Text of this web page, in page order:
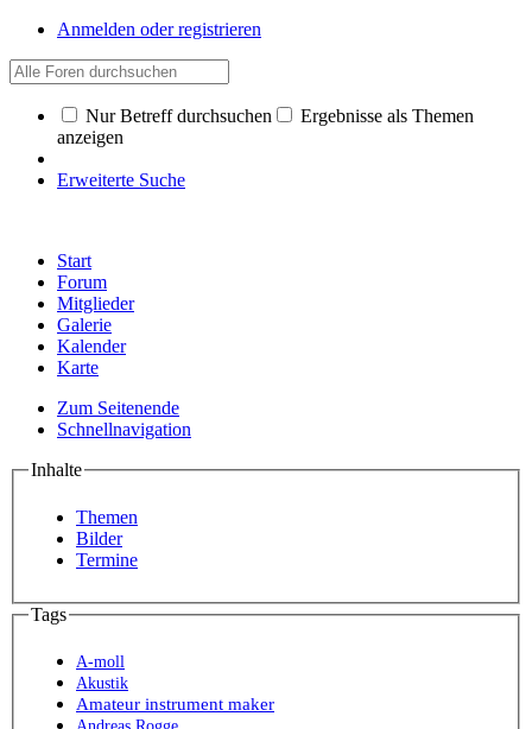
Anmelden oder registrieren
Nur Betreff durchsuchen
Ergebnisse als Themen
anzeigen
Erweiterte Suche
Start
Forum
Mitglieder
Galerie
Kalender
Karte
Zum Seitenende
Schnellnavigation
Inhalte
Themen
Bilder
Termine
Tags
A-moll
Akustik
Amateur instrument maker